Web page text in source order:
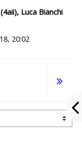
Luca Bianchi
20:02